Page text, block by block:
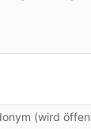
(wird